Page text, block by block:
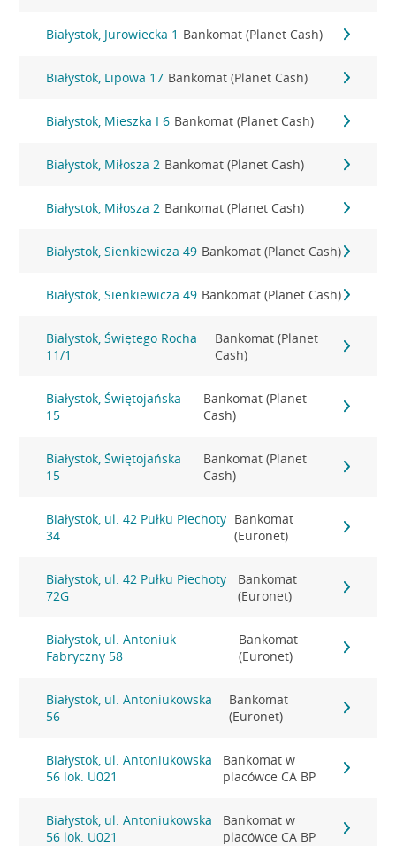
Białystok, Jurowiecka 1 Bankomat (Planet Cash)
Białystok, Lipowa 17 Bankomat (Planet Cash)
Białystok, Mieszka I 6 Bankomat (Planet Cash)
Białystok, Miłosza 2 Bankomat (Planet Cash)
Białystok, Miłosza 2 Bankomat (Planet Cash)
Białystok, Sienkiewicza 49 Bankomat (Planet Cash)
Białystok, Sienkiewicza 49 Bankomat (Planet Cash)
Białystok, Świętego Rocha
11/1
Bankomat (Planet
Cash)
Białystok, Świętojańska
15
Bankomat (Planet
Cash)
Białystok, Świętojańska
15
Bankomat (Planet
Cash)
Białystok, ul. 42 Pułku Piechoty
34
Bankomat
(Euronet)
Białystok, ul. 42 Pułku Piechoty
72G
Bankomat
(Euronet)
Białystok, ul. Antoniuk
Fabryczny 58
Bankomat
(Euronet)
Białystok, ul. Antoniukowska
56
Bankomat
(Euronet)
Białystok, ul. Antoniukowska
56 lok. U021
Bankomat w
placówce CA BP
Białystok, ul. Antoniukowska
56 lok. U021
Bankomat w
placówce CA BP